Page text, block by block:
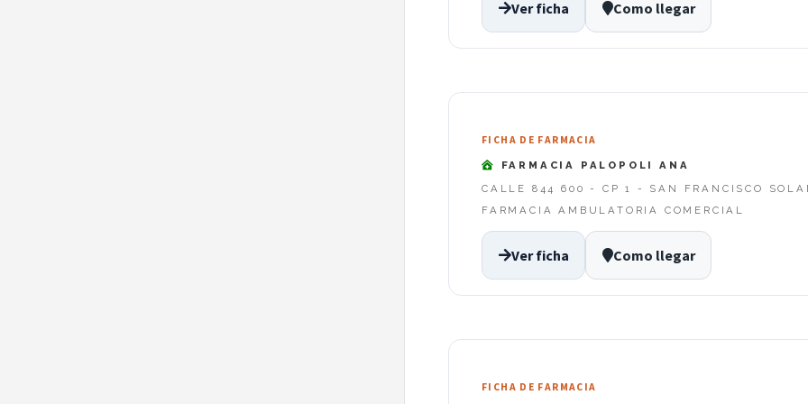
Ver ficha Como llegar
FICHA DE FARMACIA
FARMACIA PALOPOLI ANA
CALLE 844 600 - CP 1 - SAN FRANCISCO
FARMACIA AMBULATORIA COMERCIAL
Ver ficha Como llegar
FICHA DE FARMACIA